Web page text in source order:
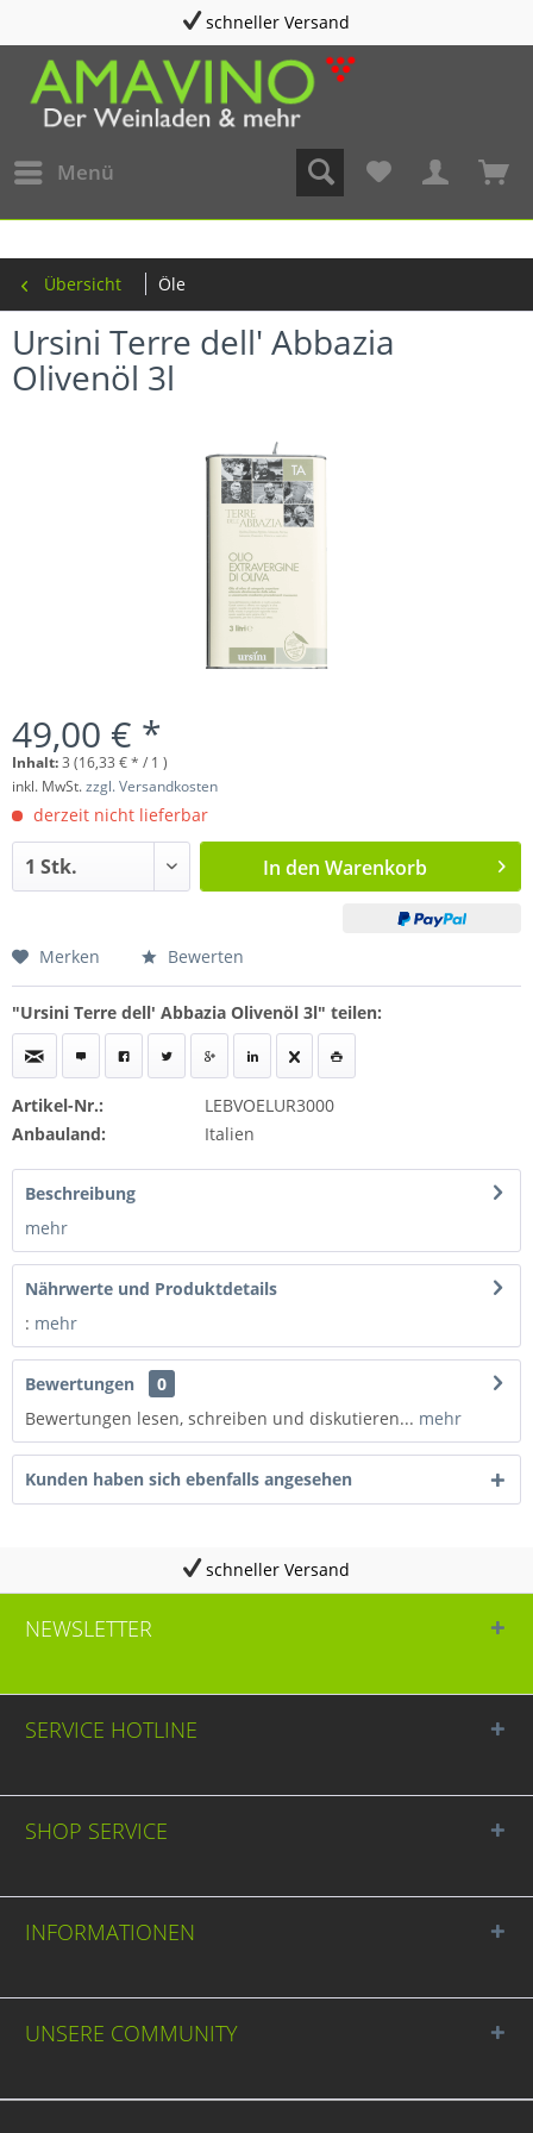
schneller Versand
Menü
Übersicht Öle
Ursini Terre dell' Abbazia
Olivenöl 3l
49,00 € *
Inhalt:3 (16,33 € * / 1 )
inkl. MwSt.zzgl. Versandkosten
derzeit nicht lieferbar
In den Warenkorb
Merken Bewerten
"Ursini Terre dell' Abbazia Olivenöl 3l" teilen:
Artikel-Nr.:
LEBVOELUR3000
Anbauland:
Italien
Beschreibung
mehr
Nährwerte und Produktdetails
: mehr
Bewertungen
0
Bewertungen lesen, schreiben und diskutieren... mehr
Kunden haben sich ebenfalls angesehen
schneller Versand
NEWSLETTER
SERVICE HOTLINE
SHOP SERVICE
INFORMATIONEN
UNSERE COMMUNITY